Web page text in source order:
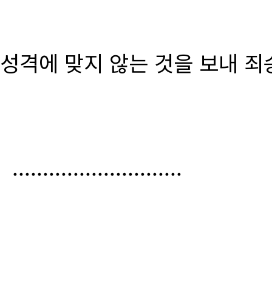
성격에 맞지 않는 것을 보내
............................